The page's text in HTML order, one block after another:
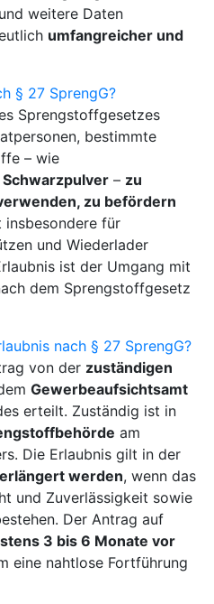
und weitere Daten
umfangreicher und
§ 27 SprengG?
Sprengstoffgesetzes
bestimmte
– wie
– zu
zu befördern
insbesondere für
und Wiederlader
ist der Umgang mit
dem Sprengstoffgesetz
nach § 27 SprengG?
von der zuständigen
Gewerbeaufsichtsamt
erteilt. Zuständig ist in
am
Die Erlaubnis gilt in der
werden, wenn das
und Zuverlässigkeit sowie
Der Antrag auf
3 bis 6 Monate vor
eine nahtlose Fortführung